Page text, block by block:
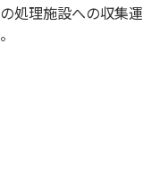
処理施設への収集運